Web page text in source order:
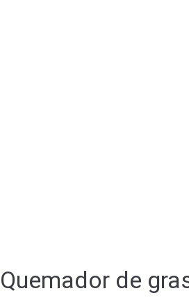
Quemador de